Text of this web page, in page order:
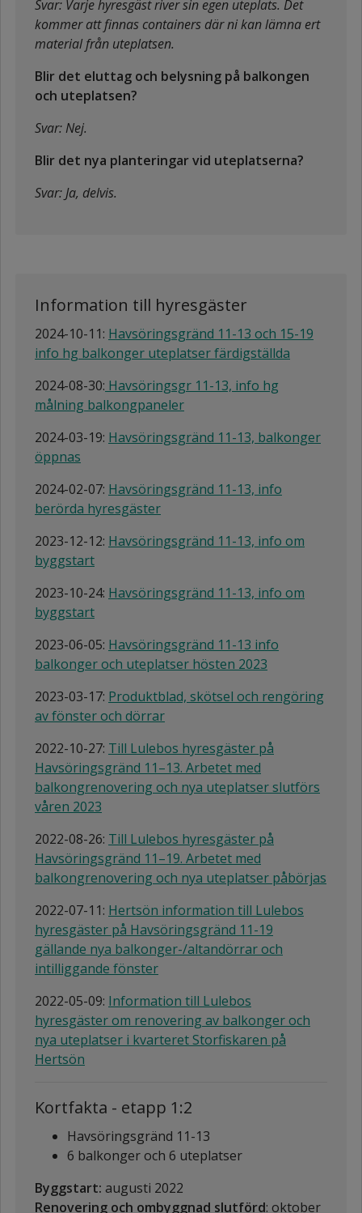
Svar: Varje hyresgäst river sin egen uteplats. Det
kommer att finnas containers där ni kan lämna ert
material från uteplatsen.
Blir det eluttag och belysning på balkongen
och uteplatsen?
Svar: Nej.
Blir det nya planteringar vid uteplatserna?
Svar: Ja, delvis.
Information till hyresgäster
2024-10-11: Havsöringsgränd 11-13 och 15-19
info hg balkonger uteplatser färdigställda
2024-08-30: Havsöringsgr 11-13, info hg
målning balkongpaneler
2024-03-19: Havsöringsgränd 11-13, balkonger
öppnas
2024-02-07: Havsöringsgränd 11-13, info
berörda hyresgäster
2023-12-12: Havsöringsgränd 11-13, info om
byggstart
2023-10-24: Havsöringsgränd 11-13, info om
byggstart
2023-06-05: Havsöringsgränd 11-13 info
balkonger och uteplatser hösten 2023
2023-03-17: Produktblad, skötsel och rengöring
av fönster och dörrar
2022-10-27: Till Lulebos hyresgäster på
Havsöringsgränd 11–13. Arbetet med
balkongrenovering och nya uteplatser slutförs
våren 2023
2022-08-26: Till Lulebos hyresgäster på
Havsöringsgränd 11–19. Arbetet med
balkongrenovering och nya uteplatser påbörjas
2022-07-11: Hertsön information till Lulebos
hyresgäster på Havsöringsgränd 11-19
gällande nya balkonger-/altandörrar och
intilliggande fönster
2022-05-09: Information till Lulebos
hyresgäster om renovering av balkonger och
nya uteplatser i kvarteret Storfiskaren på
Hertsön
Kortfakta - etapp 1:2
Havsöringsgränd 11-13
6 balkonger och 6 uteplatser
Byggstart: augusti 2022
Renovering och ombyggnad slutförd: oktober